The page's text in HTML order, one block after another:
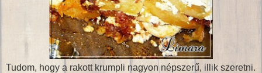
Tudom, hogy a rakott krumpli nagyon népszerű, illik szeretni.